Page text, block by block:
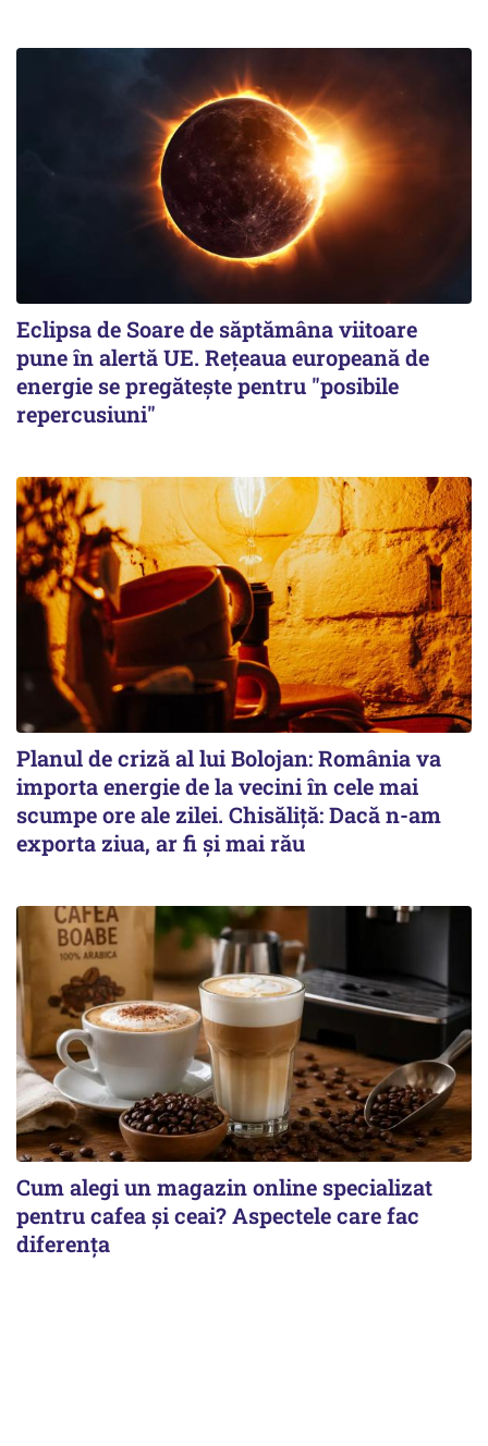
Eclipsa de Soare de săptămâna viitoare
pune în alertă UE. Rețeaua europeană de
energie se pregătește pentru "posibile
repercusiuni"
Planul de criză al lui Bolojan: România va
importa energie de la vecini în cele mai
scumpe ore ale zilei. Chisăliță: Dacă n-am
exporta ziua, ar fi și mai rău
Cum alegi un magazin online specializat
pentru cafea și ceai? Aspectele care fac
diferența